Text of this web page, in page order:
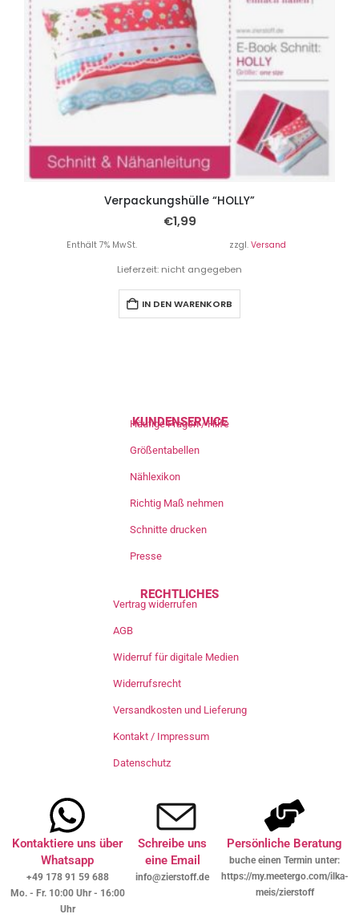
Verpackungshülle “HOLLY”
€1,99
Enthält 7% MwSt. zzgl. Versand
Lieferzeit: nicht angegeben
IN DEN WARENKORB
KUNDENSERVICE
Häufige Fragen / Hilfe
Größentabellen
Nählexikon
Richtig Maß nehmen
Schnitte drucken
Presse
RECHTLICHES
Vertrag widerrufen
AGB
Widerruf für digitale Medien
Widerrufsrecht
Versandkosten und Lieferung
Kontakt / Impressum
Datenschutz
Kontaktiere uns über
Whatsapp
+49 178 91 59 688
Mo. - Fr. 10:00 Uhr - 16:00
Uhr
Schreibe uns
eine Email
info@zierstoff.de
Persönliche Beratung
buche einen Termin unter:
https://my.meetergo.com/ilka-
meis/zierstoff